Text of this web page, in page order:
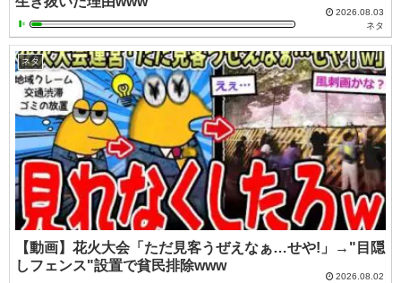
2026.08.03
ネタ
ネタ
【動画】花火大会「ただ見客うぜえなぁ…せや!」→"目隠
しフェンス"設置で貧民排除www
2026.08.02